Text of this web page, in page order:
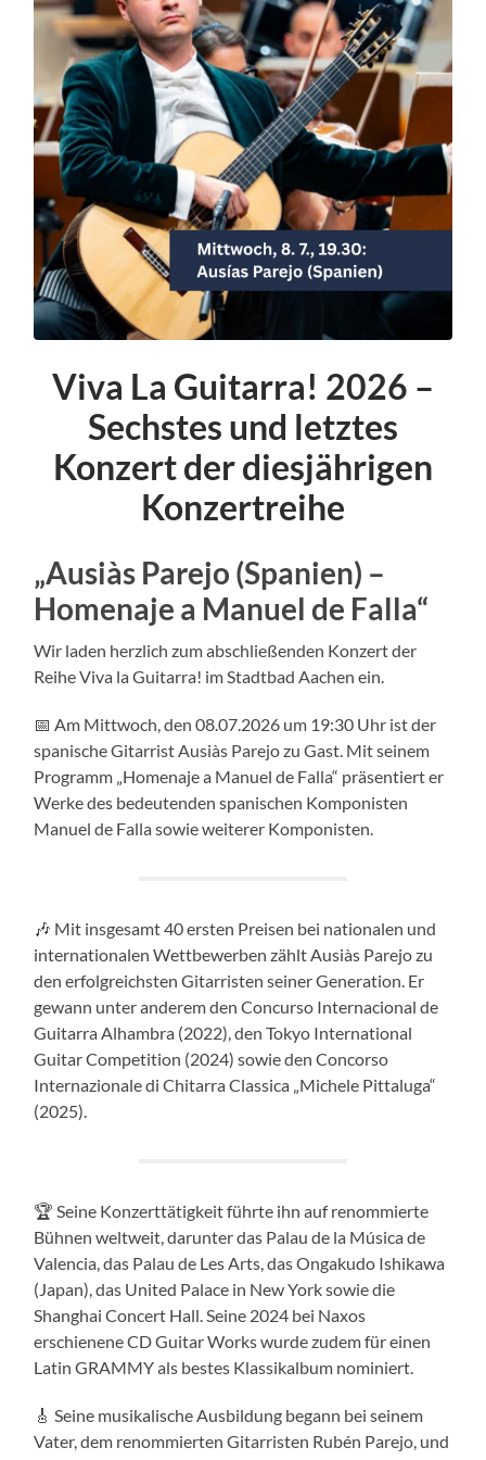
Viva La Guitarra! 2026 –
Sechstes und letztes
Konzert der diesjährigen
Konzertreihe
„Ausiàs Parejo (Spanien) –
Homenaje a Manuel de Falla“
Wir laden herzlich zum abschließenden Konzert der
Reihe Viva la Guitarra! im Stadtbad Aachen ein.
📅 Am Mittwoch, den 08.07.2026 um 19:30 Uhr ist der
spanische Gitarrist Ausiàs Parejo zu Gast. Mit seinem
Programm „Homenaje a Manuel de Falla“ präsentiert er
Werke des bedeutenden spanischen Komponisten
Manuel de Falla sowie weiterer Komponisten.
🎶 Mit insgesamt 40 ersten Preisen bei nationalen und
internationalen Wettbewerben zählt Ausiàs Parejo zu
den erfolgreichsten Gitarristen seiner Generation. Er
gewann unter anderem den Concurso Internacional de
Guitarra Alhambra (2022), den Tokyo International
Guitar Competition (2024) sowie den Concorso
Internazionale di Chitarra Classica „Michele Pittaluga“
(2025).
🏆 Seine Konzerttätigkeit führte ihn auf renommierte
Bühnen weltweit, darunter das Palau de la Música de
Valencia, das Palau de Les Arts, das Ongakudo Ishikawa
(Japan), das United Palace in New York sowie die
Shanghai Concert Hall. Seine 2024 bei Naxos
erschienene CD Guitar Works wurde zudem für einen
Latin GRAMMY als bestes Klassikalbum nominiert.
🎸 Seine musikalische Ausbildung begann bei seinem
Vater, dem renommierten Gitarristen Rubén Parejo, und